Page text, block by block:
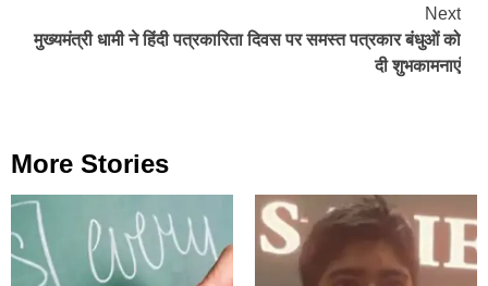
Next
मुख्यमंत्री धामी ने हिंदी पत्रकारिता दिवस पर समस्त पत्रकार बंधुओं को
दी शुभकामनाएं
More Stories